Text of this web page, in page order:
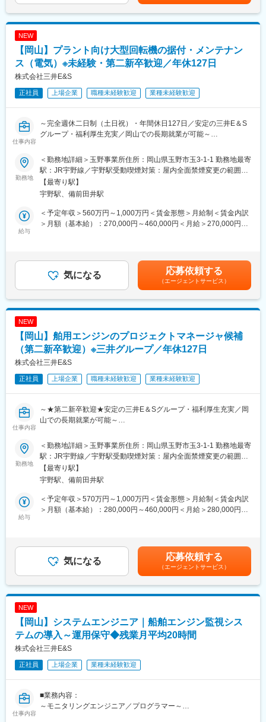
で聞ける距離感が特徴です。
単発工事ではなく、同じ工場と長く付き合うスタイルのため、設
備の癖や生産の流れを理解しながら経験を積めます。お客様から
も”電気はここに任せれば大丈夫”と言われる関係性を築いてきまし
た。そのためお客様との距離が近く、判断をゆだねられる場面が
指せます。
■会社の安定感
1955年創業。工場の設備や商業施設、学校・病院など、身近な建
物の電気を長年支えてきました。景気に左右されにくく、創業以
来ずっと安定した経営を続けています。大手企業や学校、病院が
取引先なので、「社会を支える仕事をしている」実感を持てる環
境です。
■仕事の中身・強み
場。仕事の約9割が直接の依頼で、京都エリアではトップクラスの
実績があります。
転勤は本人の希望をできるだけ尊重。有給も取りやすく、現場の
います。
変更の範囲：会社の定める業務
NEW
【岡山】プラント向け大型回転機の据付・メンテナン
ス（電気）※未経験・第二新卒歓迎／年休127日
株式会社三井E&S
正社員 上場企業 職種未経験歓迎 業種未経験歓迎
仕事内容
～完全週休二日制（土日祝）・年間休日127日／安定の三井E＆S
グループ・福利厚生充実／岡山での長期就業が可能～
舶用エンジン、港湾・産業用クレーンなどの設計、製造、据付、
アフターサービスを行う当社にて、産業機械製品の計装、電気関
係業務全般をお任せします。
＜担当製品＞
石油精製、化学、製鉄、製紙、硝子、ゴム等の大手製造業プラン
ト向けの大型回転機
（蒸気タービン、ガスタービン、ガスエキスパンダー、軸流圧縮
で、例えば製鉄所などの熱処理工程においては、『送風機』とし
て大風量の空気を送り込む役割を担っています。他にも様々な産
業や日常生活で使用されており、私たちの生活に欠かせない存在
・保守、点検、調整、修理、修繕、改造等のメンテナンス業務
（出張対応あり）
■研修体制：
・まずは座学研修…1週間程度、製品や業務の紹介、システムの取
仕事などやり易いものから徐々に任せていきます。進捗状況を見
ながら、業務範囲を広げていき、概ね1年で独り立ちしてもらうこ
■おすすめポイント：
・完全週休二日制（土日祝）・年間休日127日
・安定の三井E＆Sグループ・福利厚生充実
・岡山での長期就業が可能です
・当社の舶用エンジンは国内シェアトップです
フラ設備、製品アフターサービスの5つの事業を展開しています。
製造のみならずアフターサービスにも力を入れ、ライフサイクル
全体にわたり、お客様に安心してより経済的にご使用いただける
◎2023年4月に純粋持株会社体制を解消し、新生・三井E&Sとし
変更の範囲：会社の定める業務
勤務地
＜勤務地詳細＞玉野事業所住所：岡山県玉野市玉3-1-1 勤務地最寄
駅：JR宇野線／宇野駅受動喫煙対策：屋内全面禁煙変更の範囲：
会社の定める事業所（リモートワーク含む）
【最寄り駅】
宇野駅、備前田井駅
給与
＜予定年収＞560万円～1,000万円＜賃金形態＞月給制＜賃金内訳
＞月額（基本給）：270,000円～460,000円＜月給＞270,000円～
更になる場合もございます。■新卒入社モデル年収(大卒)：27歳
(入社5年目) 650万円 / 32歳(入社10年目) 870万円賃金はあくま
でも目安の金額であり、選考を通じて上下する可能性がありま
す。月給(月額)は固定手当を含めた表記です。
気になる 応募依頼する
（エージェントサービス）
NEW
【岡山】舶用エンジンのプロジェクトマネージャ候補
（第二新卒歓迎）※三井グループ／年休127日
株式会社三井E&S
正社員 上場企業 職種未経験歓迎 業種未経験歓迎
仕事内容
～★第二新卒歓迎★安定の三井E＆Sグループ・福利厚生充実／岡
山での長期就業が可能～
口を担当いただきます。
■業務内容：
＊担当製品：舶用大型エンジン（Everllence（デンマーク）のラ
イセンス生産品）高さ20m、重量2000t、最大出力10万馬力を超
える大型舶用エンジンです。
・客先へのプレゼン（営業と協力）
・エンジン受注後のプロジェクトマネージャ
＜業務の詳細＞
生する案件に対して、技術的な窓口として顧客である造船所、船
主と調整
・現場での仕事は、現場スタッフとの現場検証、不具合対応、客
主担当となる先輩社員のOJTで、副担当として案件に携わりなが
ら業務を覚えて頂きます。
早ければ1年程度で独り立ちの予定ですが、初めから1人に業務を
お任せすることはないためご安心ください。
その他業務に必要な知識や資格の取得についても会社でサポート
■配属先の特徴：
勤務地
＜勤務地詳細＞玉野事業所住所：岡山県玉野市玉3-1-1 勤務地最寄
駅：JR宇野線／宇野駅受動喫煙対策：屋内全面禁煙変更の範囲：
会社の定める事業所（リモートワーク含む）
【最寄り駅】
宇野駅、備前田井駅
給与
＜予定年収＞570万円～1,000万円＜賃金形態＞月給制＜賃金内訳
＞月額（基本給）：280,000円～460,000円＜月給＞280,000円～
更になる場合もございます。■新卒入社モデル年収(大卒)：27歳
(入社5年目) 650万円 / 32歳(入社10年目) 870万円賃金はあくま
でも目安の金額であり、選考を通じて上下する可能性がありま
す。月給(月額)は固定手当を含めた表記です。
気になる 応募依頼する
（エージェントサービス）
NEW
【岡山】システムエンジニア｜船舶エンジン監視シス
テムの導入～運用保守◆残業月平均20時間
株式会社三井E&S
正社員 上場企業 業種未経験歓迎
仕事内容
■業務内容：
～モニタリングエンジニア／プログラマー～